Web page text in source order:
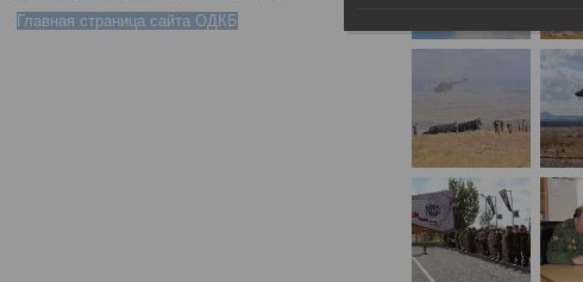
Главная страница сайта ОДКБ